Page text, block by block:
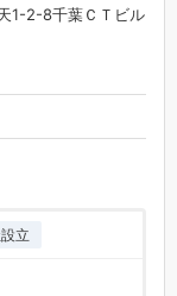
1-2-8千葉ＣＴビル
立